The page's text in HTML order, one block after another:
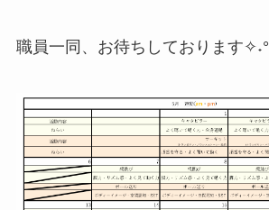
職員一同、お待ちしております✧˖°